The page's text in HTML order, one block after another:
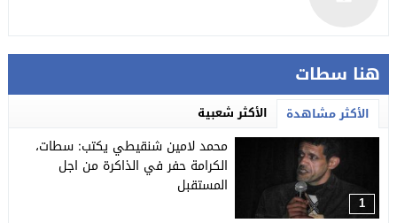
هنا سطات
الأكثر مشاهدة الأكثر شعبية
1
محمد لامين شنقيطي يكتب: سطات،
الكرامة حفر في الذاكرة من اجل
المستقبل